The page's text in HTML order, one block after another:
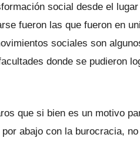
social desde el
fueron las que fueron en
sociales son
donde se pudieron
que si bien es un motivo
abajo con la burocracia,